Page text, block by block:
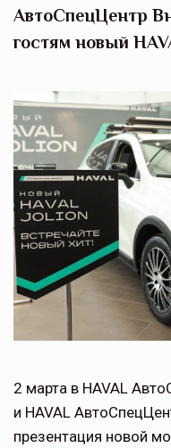
АвтоСпецЦентр
гостям новый
2 марта в HAVAL
и HAVAL
презентация новой